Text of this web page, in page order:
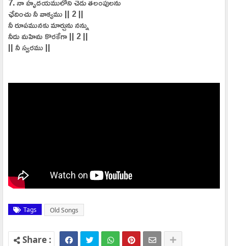
ఛేదించు నీ వాక్యము || 2 ||
నీ రూపమునకు మార్చును నన్ను
నీదు మహిమ కొరకేగా || 2 ||
|| నీ స్వరము ||
Tags Old Songs